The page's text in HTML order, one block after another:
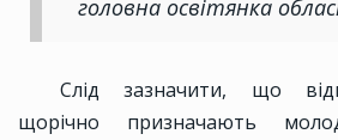
головна освітянка
Слід зазначити, що
щорічно призначають